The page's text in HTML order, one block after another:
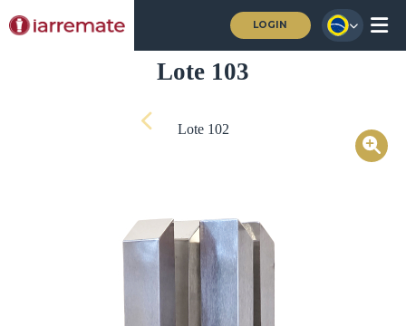
LOGIN
Lote 103
Lote 102